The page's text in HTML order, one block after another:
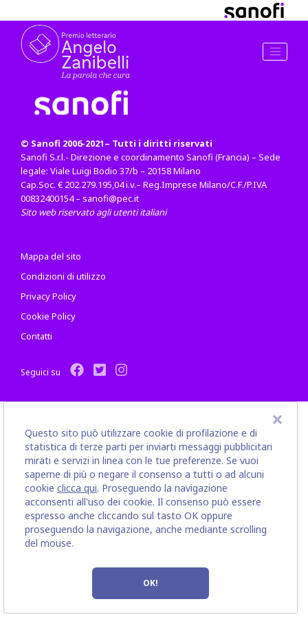
×
Questo sito può utilizzare cookie di profilazione e di
statistica di terze parti per inviarti messaggi pubblicitari
mirati e servizi in linea con le tue preferenze. Se vuoi
saperne di più o negare il consenso a tutti o ad alcuni
cookie clicca qui. Proseguendo la navigazione
acconsenti all'uso dei cookie. Il consenso può essere
espresso anche cliccando sul tasto OK oppure
proseguendo la navigazione, anche mediante scrolling
del mouse.
OK!
© Sanofi 2006-2021– Tutti i diritti riservati
Sanofi S.r.l.- Direzione e coordinamento Sanofi (Francia) – Sede
legale: Viale Luigi Bodio 37/b – 20158 Milano
Cap.Soc. € 202.279.195,04 i.v.– Reg.Imprese Milano/C.F./P.IVA
00832400154 – sanofi@pec.it
Sito web riservato agli utenti italiani
Mappa del sito
Condizioni di utilizzo
Privacy Policy
Cookie Policy
Contatti
Seguici su